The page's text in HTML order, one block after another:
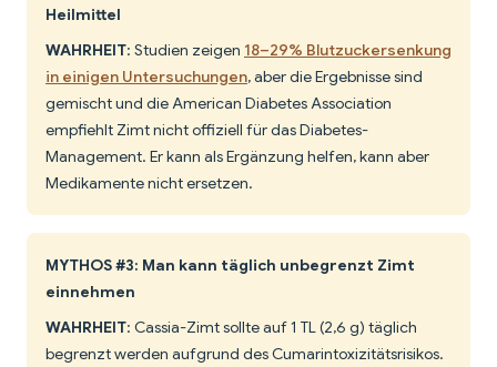
Heilmittel
WAHRHEIT: Studien zeigen 18–29% Blutzuckersenkung
in einigen Untersuchungen, aber die Ergebnisse sind
gemischt und die American Diabetes Association
empfiehlt Zimt nicht offiziell für das Diabetes-
Management. Er kann als Ergänzung helfen, kann aber
Medikamente nicht ersetzen.
MYTHOS #3: Man kann täglich unbegrenzt Zimt
einnehmen
WAHRHEIT: Cassia-Zimt sollte auf 1 TL (2,6 g) täglich
begrenzt werden aufgrund des Cumarintoxizitätsrisikos.